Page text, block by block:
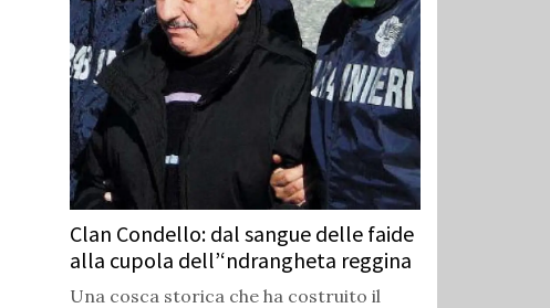
Clan Condello: dal sangue delle faide
alla cupola dell’‘ndrangheta reggina
Una cosca storica che ha costruito il